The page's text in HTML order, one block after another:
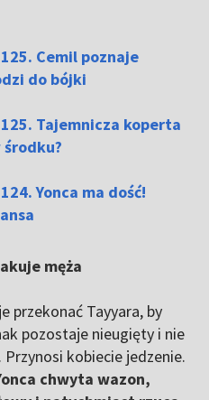
Cemil poznaje
do bójki
Tajemnicza koperta
Yonca ma dość!
męża
przekonać Tayyara, by
pozostaje nieugięty i nie
Przynosi kobiecie jedzenie.
chwyta wazon,